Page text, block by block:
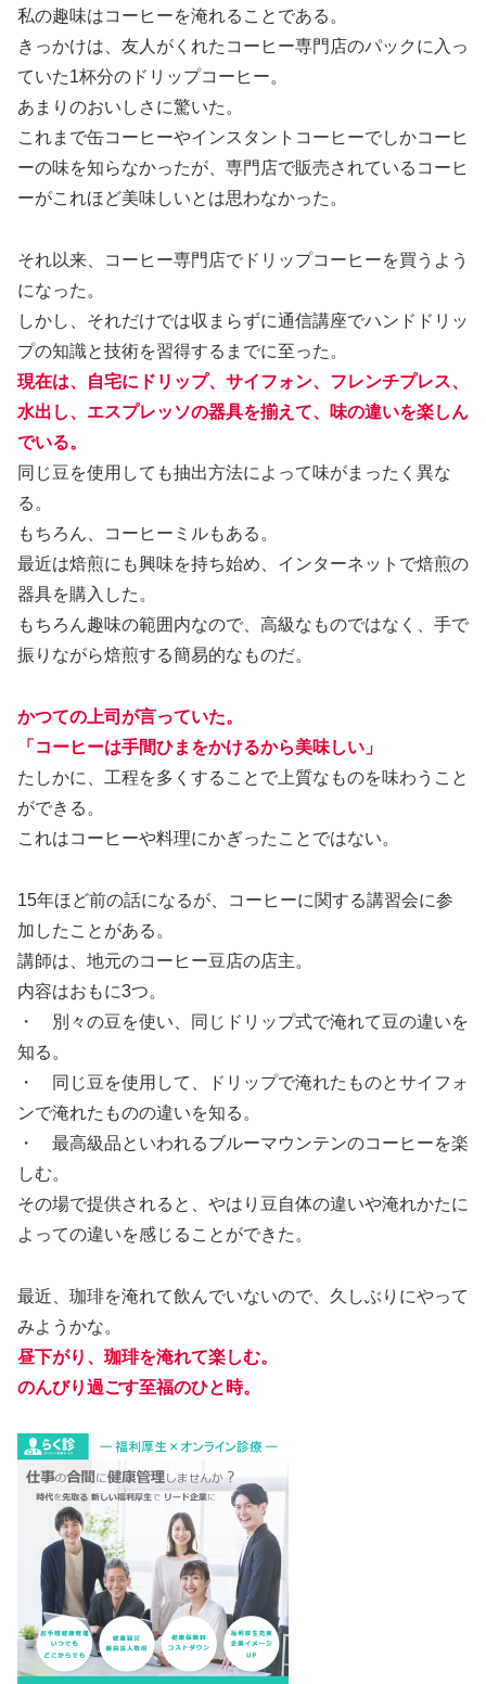
私の趣味はコーヒーを淹れることである。
きっかけは、友人がくれたコーヒー専門店のパックに入っ
ていた1杯分のドリップコーヒー。
あまりのおいしさに驚いた。
これまで缶コーヒーやインスタントコーヒーでしかコーヒ
ーの味を知らなかったが、専門店で販売されているコーヒ
ーがこれほど美味しいとは思わなかった。
それ以来、コーヒー専門店でドリップコーヒーを買うよう
になった。
しかし、それだけでは収まらずに通信講座でハンドドリッ
プの知識と技術を習得するまでに至った。
現在は、自宅にドリップ、サイフォン、フレンチプレス、
水出し、エスプレッソの器具を揃えて、味の違いを楽しん
でいる。
同じ豆を使用しても抽出方法によって味がまったく異な
る。
もちろん、コーヒーミルもある。
最近は焙煎にも興味を持ち始め、インターネットで焙煎の
器具を購入した。
もちろん趣味の範囲内なので、高級なものではなく、手で
振りながら焙煎する簡易的なものだ。
かつての上司が言っていた。
「コーヒーは手間ひまをかけるから美味しい」
たしかに、工程を多くすることで上質なものを味わうこと
ができる。
これはコーヒーや料理にかぎったことではない。
15年ほど前の話になるが、コーヒーに関する講習会に参
加したことがある。
講師は、地元のコーヒー豆店の店主。
内容はおもに3つ。
・ 別々の豆を使い、同じドリップ式で淹れて豆の違いを
知る。
・ 同じ豆を使用して、ドリップで淹れたものとサイフォ
ンで淹れたものの違いを知る。
・ 最高級品といわれるブルーマウンテンのコーヒーを楽
しむ。
その場で提供されると、やはり豆自体の違いや淹れかたに
よっての違いを感じることができた。
最近、珈琲を淹れて飲んでいないので、久しぶりにやって
みようかな。
昼下がり 、珈琲を淹れて楽しむ。
のんびり過ごす至福のひと時。